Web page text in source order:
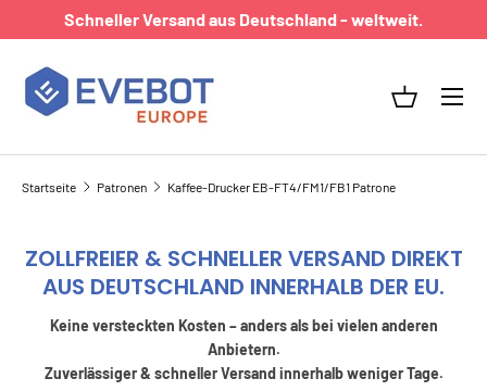
DIREKT ZUM INHALT
Schneller Versand aus Deutschland - weltweit.
Menü
Startseite Patronen Kaffee-Drucker EB-FT4/FM1/FB1 Patrone
ZOLLFREIER & SCHNELLER VERSAND DIREKT
AUS DEUTSCHLAND INNERHALB DER EU.
Keine versteckten Kosten – anders als bei vielen anderen
Anbietern.
Zuverlässiger & schneller Versand innerhalb weniger Tage.